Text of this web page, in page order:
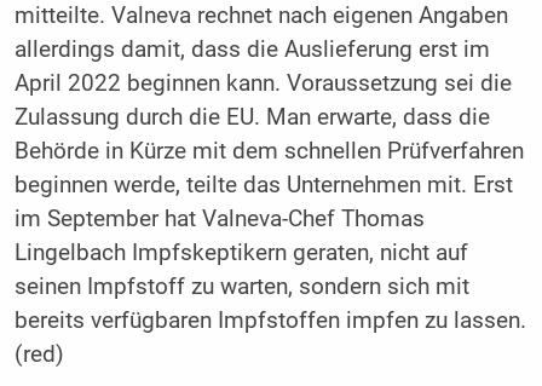
mitteilte. Valneva rechnet nach eigenen Angaben
allerdings damit, dass die Auslieferung erst im
April 2022 beginnen kann. Voraussetzung sei die
Zulassung durch die EU. Man erwarte, dass die
Behörde in Kürze mit dem schnellen Prüfverfahren
beginnen werde, teilte das Unternehmen mit. Erst
im September hat Valneva-Chef Thomas
Lingelbach Impfskeptikern geraten, nicht auf
seinen Impfstoff zu warten, sondern sich mit
bereits verfügbaren Impfstoffen impfen zu lassen.
(red)